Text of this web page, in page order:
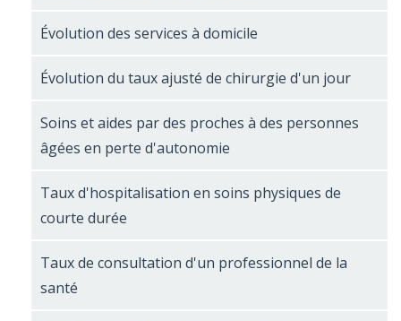
Évolution des services à domicile
Évolution du taux ajusté de chirurgie d'un jour
Soins et aides par des proches à des personnes
âgées en perte d'autonomie
Taux d'hospitalisation en soins physiques de
courte durée
Taux de consultation d'un professionnel de la
santé